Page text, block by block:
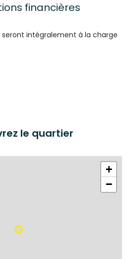
financières
seront intégralement à la charge
le quartier
+
−